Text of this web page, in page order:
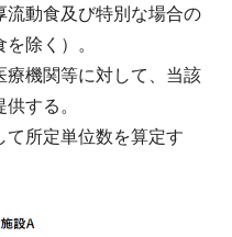
流動食及び特別な場合の
除く）。
機関等に対して、当該
する。
所定単位数を算定す